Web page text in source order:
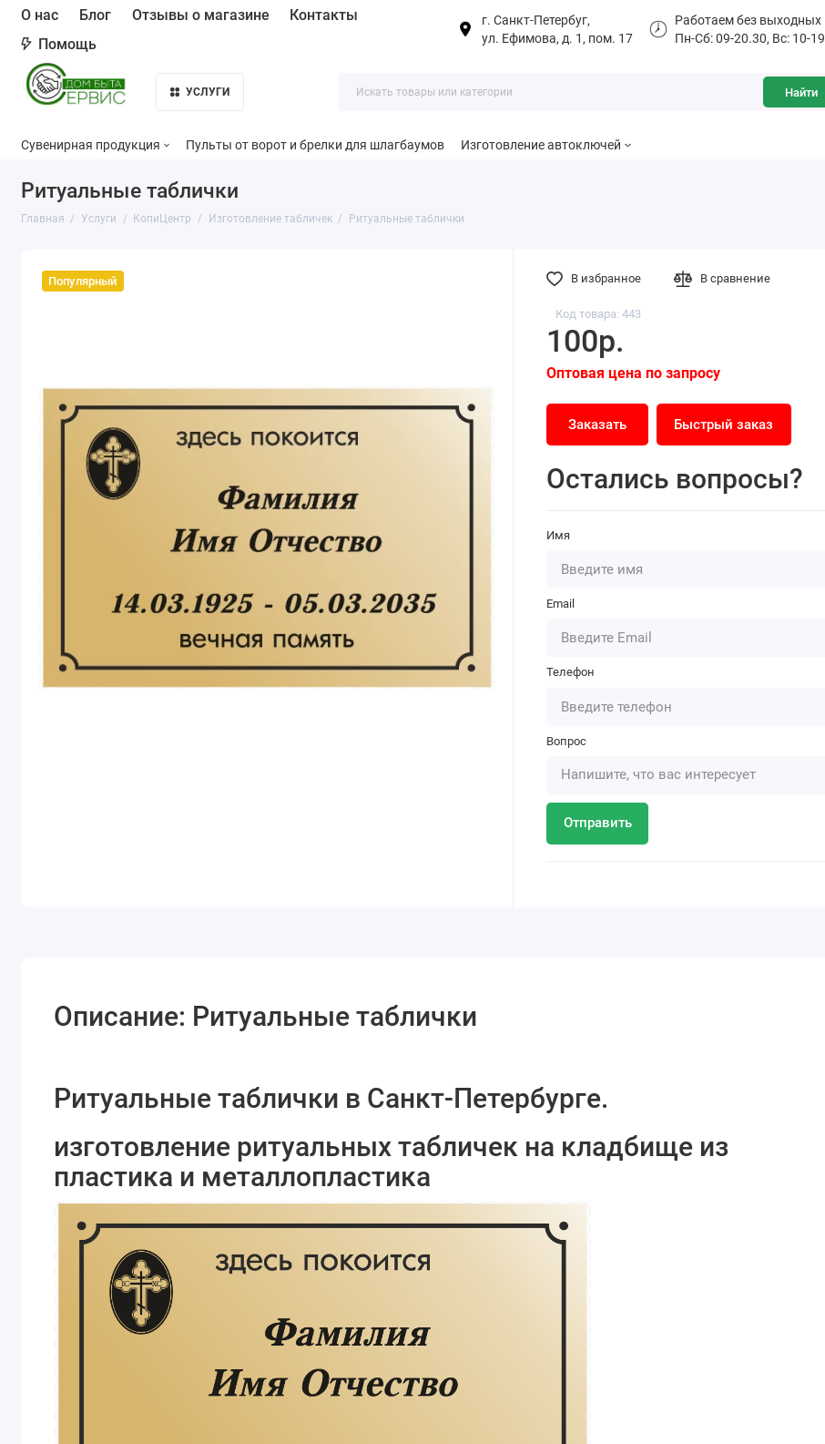
О нас Блог Отзывы о магазине
Контакты
Помощь
г. Санкт-Петербуг,
ул. Ефимова, д. 1, пом. 17
Работаем без выходных
Пн-Сб: 09-20.30, Вс: 10-19
УСЛУГИ Найти
Сувенирная продукция Пульты от ворот и брелки для шлагбаумов Изготовление автоключей
Ритуальные таблички
Главная Услуги КопиЦентр Изготовление табличек Ритуальные таблички
Популярный
Код товара: 443
100р.
Оптовая цена по запросу
Заказать Быстрый заказ
Остались вопросы?
Имя
Email
Телефон
Вопрос
Отправить
В избранное В сравнение
Описание: Ритуальные таблички
Ритуальные таблички в Санкт-Петербурге.
изготовление ритуальных табличек на кладбище из
пластика и металлопластика